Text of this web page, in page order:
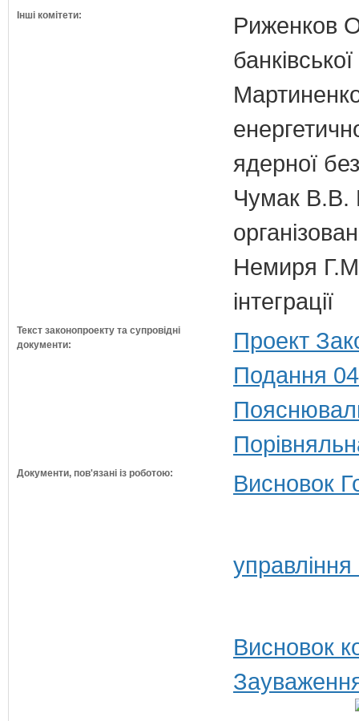
Інші комітети:
Риженков
ядерної
Чумак В.В.
Немиря
інтеграції
Текст законопроекту та супровідні
документи:
Проект
Подання
Документи, пов'язані із роботою: Висновок
Висновок